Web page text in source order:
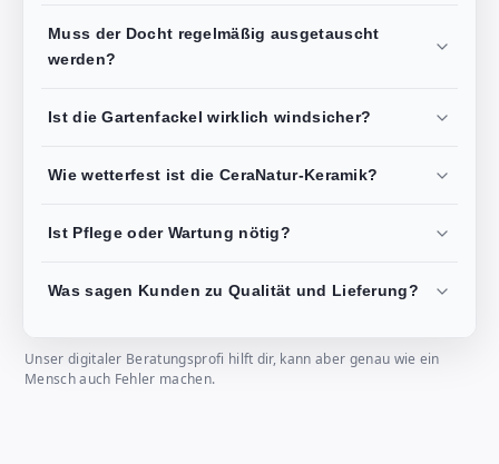
Muss der Docht regelmäßig ausgetauscht
werden?
Ist die Gartenfackel wirklich windsicher?
Wie wetterfest ist die CeraNatur-Keramik?
Ist Pflege oder Wartung nötig?
Was sagen Kunden zu Qualität und Lieferung?
Unser digitaler Beratungsprofi hilft dir, kann aber genau wie ein
Mensch auch Fehler machen.